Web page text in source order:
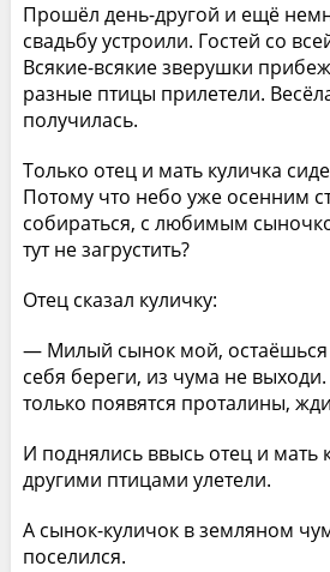
Прошёл день-другой и ещё
свадьбу устроили. Гостей со
Всякие-всякие зверушки
разные птицы прилетели.
получилась.
Только отец и мать куличка
Потому что небо уже осенним
собираться, с любимым
тут не загрустить?
Отец сказал куличку:
— Милый сынок мой, остаёшься
себя береги, из чума не
только появятся проталины,
И поднялись ввысь отец и мать
другими птицами улетели.
А сынок-куличок в земляном
поселился.